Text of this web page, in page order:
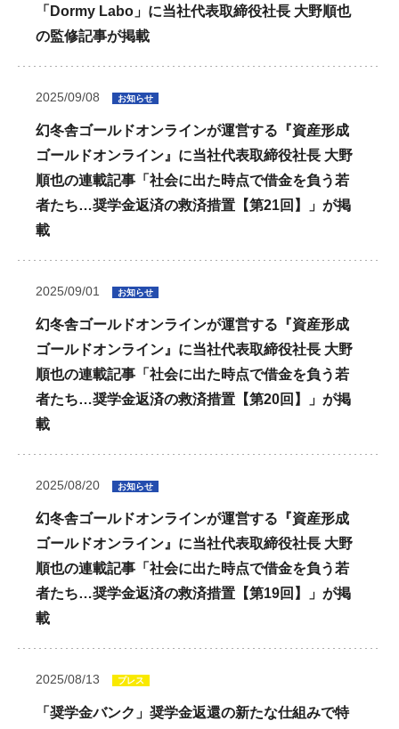
「Dormy Labo」に当社代表取締役社長 大野順也
の監修記事が掲載
2025/09/08 お知らせ
幻冬舎ゴールドオンラインが運営する『資産形成
ゴールドオンライン』に当社代表取締役社長 大野
順也の連載記事「社会に出た時点で借金を負う若
者たち…奨学金返済の救済措置【第21回】」が掲
載
2025/09/01 お知らせ
幻冬舎ゴールドオンラインが運営する『資産形成
ゴールドオンライン』に当社代表取締役社長 大野
順也の連載記事「社会に出た時点で借金を負う若
者たち…奨学金返済の救済措置【第20回】」が掲
載
2025/08/20 お知らせ
幻冬舎ゴールドオンラインが運営する『資産形成
ゴールドオンライン』に当社代表取締役社長 大野
順也の連載記事「社会に出た時点で借金を負う若
者たち…奨学金返済の救済措置【第19回】」が掲
載
2025/08/13 プレス
「奨学金バンク」奨学金返還の新たな仕組みで特